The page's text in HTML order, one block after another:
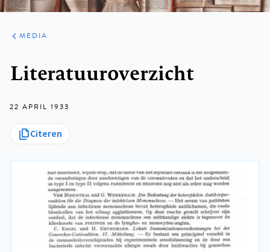
ARTIKELEN
VARIA
MEDIA
Literatuuroverzicht
22 APRIL 1933
Citeren